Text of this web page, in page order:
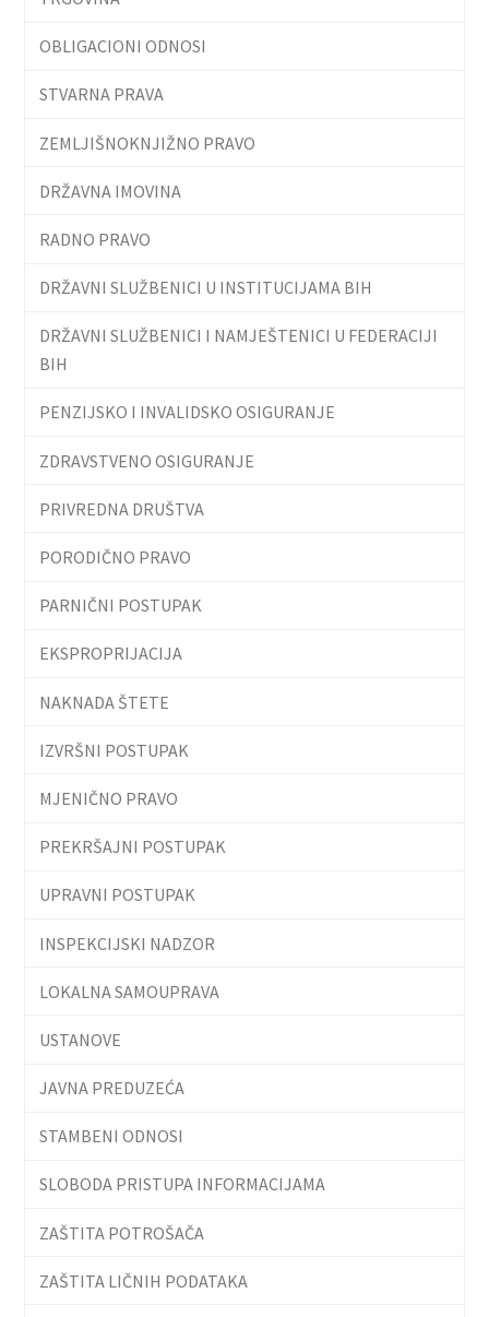
OBLIGACIONI ODNOSI
STVARNA PRAVA
ZEMLJIŠNOKNJIŽNO PRAVO
DRŽAVNA IMOVINA
RADNO PRAVO
DRŽAVNI SLUŽBENICI U INSTITUCIJAMA BIH
DRŽAVNI SLUŽBENICI I NAMJEŠTENICI U FEDERACIJI
BIH
PENZIJSKO I INVALIDSKO OSIGURANJE
ZDRAVSTVENO OSIGURANJE
PRIVREDNA DRUŠTVA
PORODIČNO PRAVO
PARNIČNI POSTUPAK
EKSPROPRIJACIJA
NAKNADA ŠTETE
IZVRŠNI POSTUPAK
MJENIČNO PRAVO
PREKRŠAJNI POSTUPAK
UPRAVNI POSTUPAK
INSPEKCIJSKI NADZOR
LOKALNA SAMOUPRAVA
USTANOVE
JAVNA PREDUZEĆA
STAMBENI ODNOSI
SLOBODA PRISTUPA INFORMACIJAMA
ZAŠTITA POTROŠAČA
ZAŠTITA LIČNIH PODATAKA